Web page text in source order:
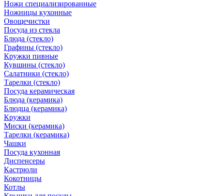
Ножи специализированные
Ножницы кухонные
Овощечистки
Посуда из стекла
Блюда (стекло)
Графины (стекло)
Кружки пивные
Кувшины (стекло)
Салатники (стекло)
Тарелки (стекло)
Посуда керамическая
Блюда (керамика)
Блюдца (керамика)
Кружки
Миски (керамика)
Тарелки (керамика)
Чашки
Посуда кухонная
Диспенсеры
Кастрюли
Кокотницы
Котлы